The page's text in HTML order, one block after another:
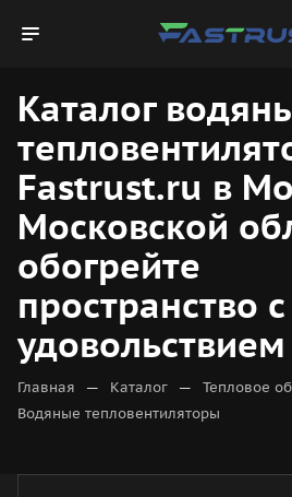
Каталог
Fastrust.ru в
Московской
обогрейте
пространство с
удовольствием
Главная — Каталог — Тепловое
Водяные тепловентиляторы